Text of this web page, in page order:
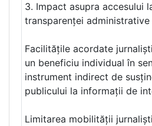
3. Impact asupra accesului
transparenței administrative
Facilitățile acordate
un beneficiu individual în
instrument indirect de
publicului la informații de
Limitarea mobilității